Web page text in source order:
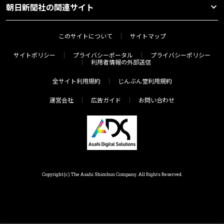
朝日新聞社の関連サイト
このサイトについて サイトマップ
サイトポリシー プライバシーポータル
プライバシーポリシー
利用者情報の外部送信
全サイト利用規約 じんぶん堂利用規約
運営会社 広告ガイド お問い合わせ
Copyright(c) The Asahi Shimbun Company. All Rights Reserved.